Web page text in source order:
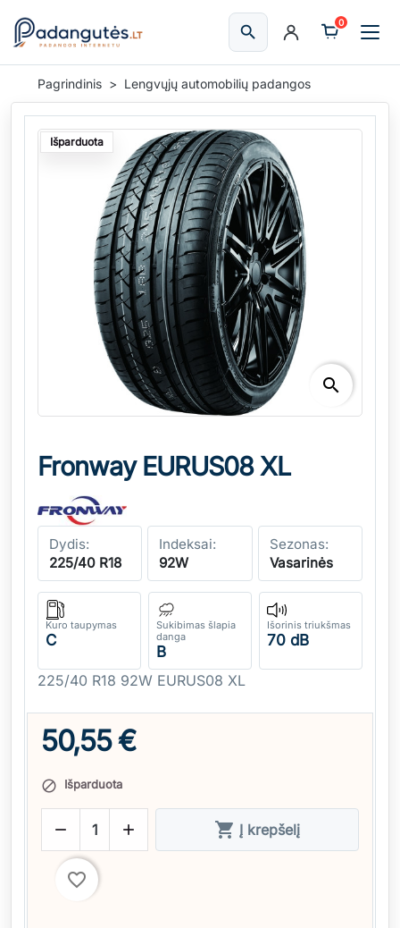
searchIeškoti
0
Pagrindinis Lengvųjų automobilių padangos
Išparduota
search
Fronway EURUS08 XL
Dydis:
225/40 R18
Indeksai:
92W
Sezonas:
Vasarinės
Kuro taupymas
C
Sukibimas šlapia
danga
B
Išorinis triukšmas
70 dB
225/40 R18 92W EURUS08 XL
50,55 €
 Išparduota
   Į krepšelį
favorite_border